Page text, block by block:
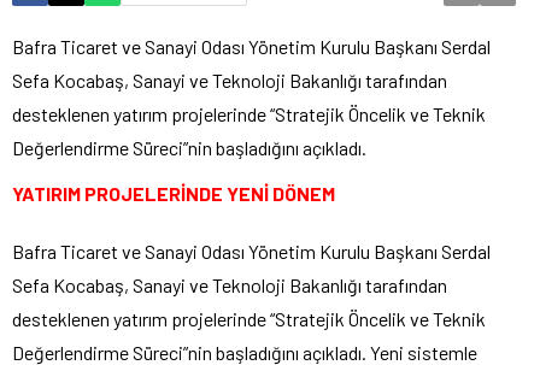
Bafra Ticaret ve Sanayi Odası Yönetim Kurulu Başkanı Serdal
Sefa Kocabaş, Sanayi ve Teknoloji Bakanlığı tarafından
desteklenen yatırım projelerinde “Stratejik Öncelik ve Teknik
Değerlendirme Süreci”nin başladığını açıkladı.
YATIRIM PROJELERİNDE YENİ DÖNEM
Bafra Ticaret ve Sanayi Odası Yönetim Kurulu Başkanı Serdal
Sefa Kocabaş, Sanayi ve Teknoloji Bakanlığı tarafından
desteklenen yatırım projelerinde “Stratejik Öncelik ve Teknik
Değerlendirme Süreci”nin başladığını açıkladı. Yeni sistemle